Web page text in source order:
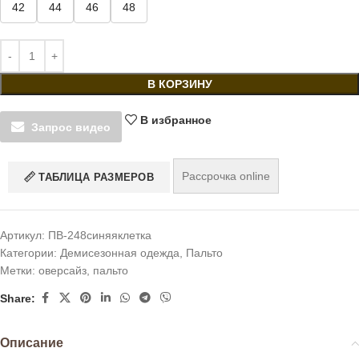
42 44 46 48
В КОРЗИНУ
Запрос видео
В избранное
ТАБЛИЦА РАЗМЕРОВ Рассрочка online
Артикул: ПВ-248синяяклетка
Категории: Демисезонная одежда, Пальто
Метки: оверсайз, пальто
Share:
Описание